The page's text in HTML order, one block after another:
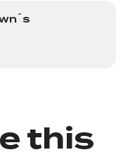
this